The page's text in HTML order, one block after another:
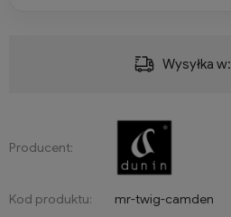
Wysyłka w:
Producent:
Kod produktu: mr-twig-camden